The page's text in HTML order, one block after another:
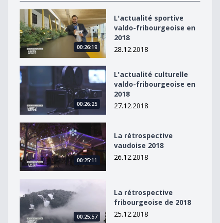
L&#039;actualité sportive valdo-fribourgeoise en 2018
00:26:19
L'actualité sportive
valdo-fribourgeoise en
2018
28.12.2018
L&#039;actualité culturelle valdo-fribourgeoise en
00:26:25
L'actualité culturelle
valdo-fribourgeoise en
2018
27.12.2018
La rétrospective vaudoise 2018
00:25:11
La rétrospective
vaudoise 2018
26.12.2018
00:25:57
La rétrospective
fribourgeoise de 2018
25.12.2018